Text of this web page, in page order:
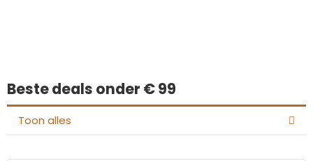
Beste deals onder € 99
Toon alles